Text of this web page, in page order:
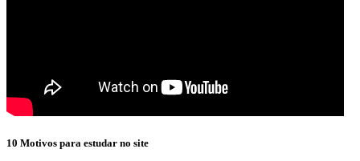
10 Motivos para estudar no site